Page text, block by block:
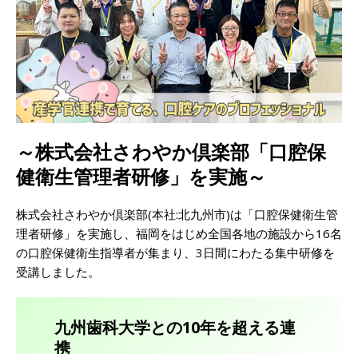
～株式会社さわやか倶楽部「口腔保
健衛生管理者研修」を実施～
株式会社さわやか倶楽部(本社:北九州市)は「口腔保健衛生管
理者研修」を実施し、福岡をはじめ全国各地の施設から16名
の口腔保健衛生指導者が集まり、3日間にわたる集中研修を
受講しました。
九州歯科大学との10年を超える連
携